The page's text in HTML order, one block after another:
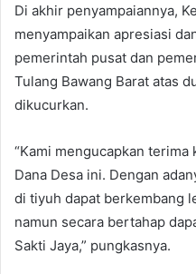
Di akhir penyampaiannya,
menyampaikan apresiasi
pemerintah pusat dan
Tulang Bawang Barat atas
dikucurkan.
“Kami mengucapkan
Dana Desa ini. Dengan
di tiyuh dapat berkembang
namun secara bertahap
Sakti Jaya,” pungkasnya.